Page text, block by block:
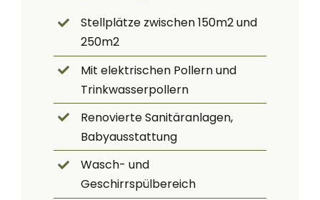
Stellplätze zwischen 150m2 und
250m2
Mit elektrischen Pollern und
Trinkwasserpollern
Renovierte Sanitäranlagen,
Babyausstattung
Wasch- und
Geschirrspülbereich